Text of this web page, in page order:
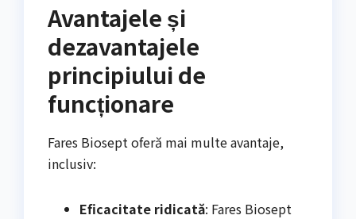
Avantajele și
dezavantajele
principiului de
funcționare
Fares Biosept oferă mai multe avantaje,
inclusiv:
Eficacitate ridicată: Fares Biosept